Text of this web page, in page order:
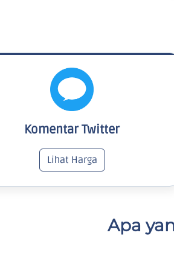
Komentar Twitter
Lihat Harga
Apa